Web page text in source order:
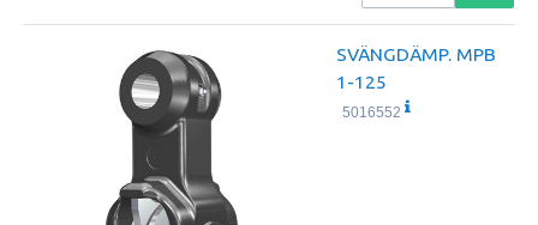
SVÄNGDÄMP. MPB
1-125
5016552